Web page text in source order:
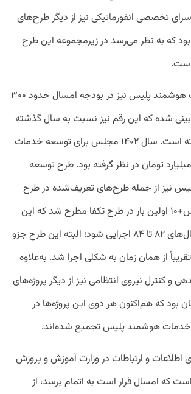
تخصصی انفورماتیکی نیز از دیگر طرح‌های
که به نظر می‌رسد در زیرمجموعه این طرح
برای توسعه خدمات هوشمند پلیس نیز در بودجه امسال حدود ۳۰۰
شده که این رقم نیز نسبت به سال گذشته
رشد چشمگیری یافته است. سال ۱۴۰۲ مجلس برای توسعه خدمات
هوشمند پلیس ۲۰ میلیارد تومان در نظر گرفته بود. طرح توسعه
نیز از جمله طرح‌های تعریف‌شده در طرح
تکفاست. پروژه پلیس+۱۰ اولین بار در طرح تکفا مطرح شد که این
طرح قرار بود طی سال‌های ۸۲ تا ۸۴ اجرایی شود؛ البته این طرح جزو
از همان زمان به شکلی اجرا شد. به‌علاوه
و کنترل نیروی انتظامی نیز از دیگر پروژه‌های
بود که هم‌اکنون هر دوی این پروژه‌ها در
خدمات هوشمند پلیس تجمیع شده‌اند.
اطلاعات و ارتباطات در وزارت آموزش و پرورش
که امسال قرار است به اتمام برسد، از